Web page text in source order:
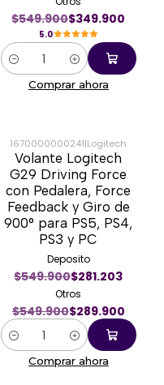
$549.900$349.900
5.0
Cantidad
Comprar ahora
-47%
1670000000241|Logitech
Volante Logitech
G29 Driving Force
con Pedalera, Force
Feedback y Giro de
900° para PS5, PS4,
PS3 y PC
Deposito
$549.900$281.203
Otros
$549.900$289.900
Cantidad
Comprar ahora